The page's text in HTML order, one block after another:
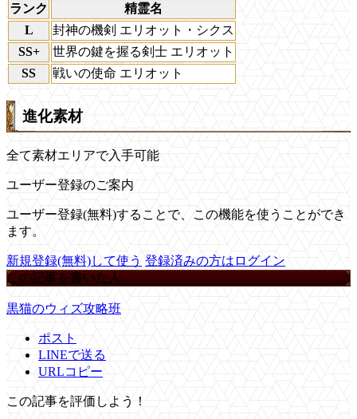
ランク
精霊名
L
封神の機剣 エリオット・シクス
SS+
世界の鍵を握る剣士 エリオット
SS
戦いの使命 エリオット
進化素材
全て素材エリアで入手可能
ユーザー登録のご案内
ユーザー登録(無料)することで、この機能を使うことができ
ます。
新規登録(無料)して使う 登録済みの方はログイン
この記事を書いた人
黒猫のウィズ攻略班
ポスト
LINEで送る
URLコピー
この記事を評価しよう！